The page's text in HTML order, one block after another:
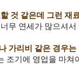
것 같은데 그런 재
무 연세가 많으셔
가리비 같은 경우
기에 영업을 마